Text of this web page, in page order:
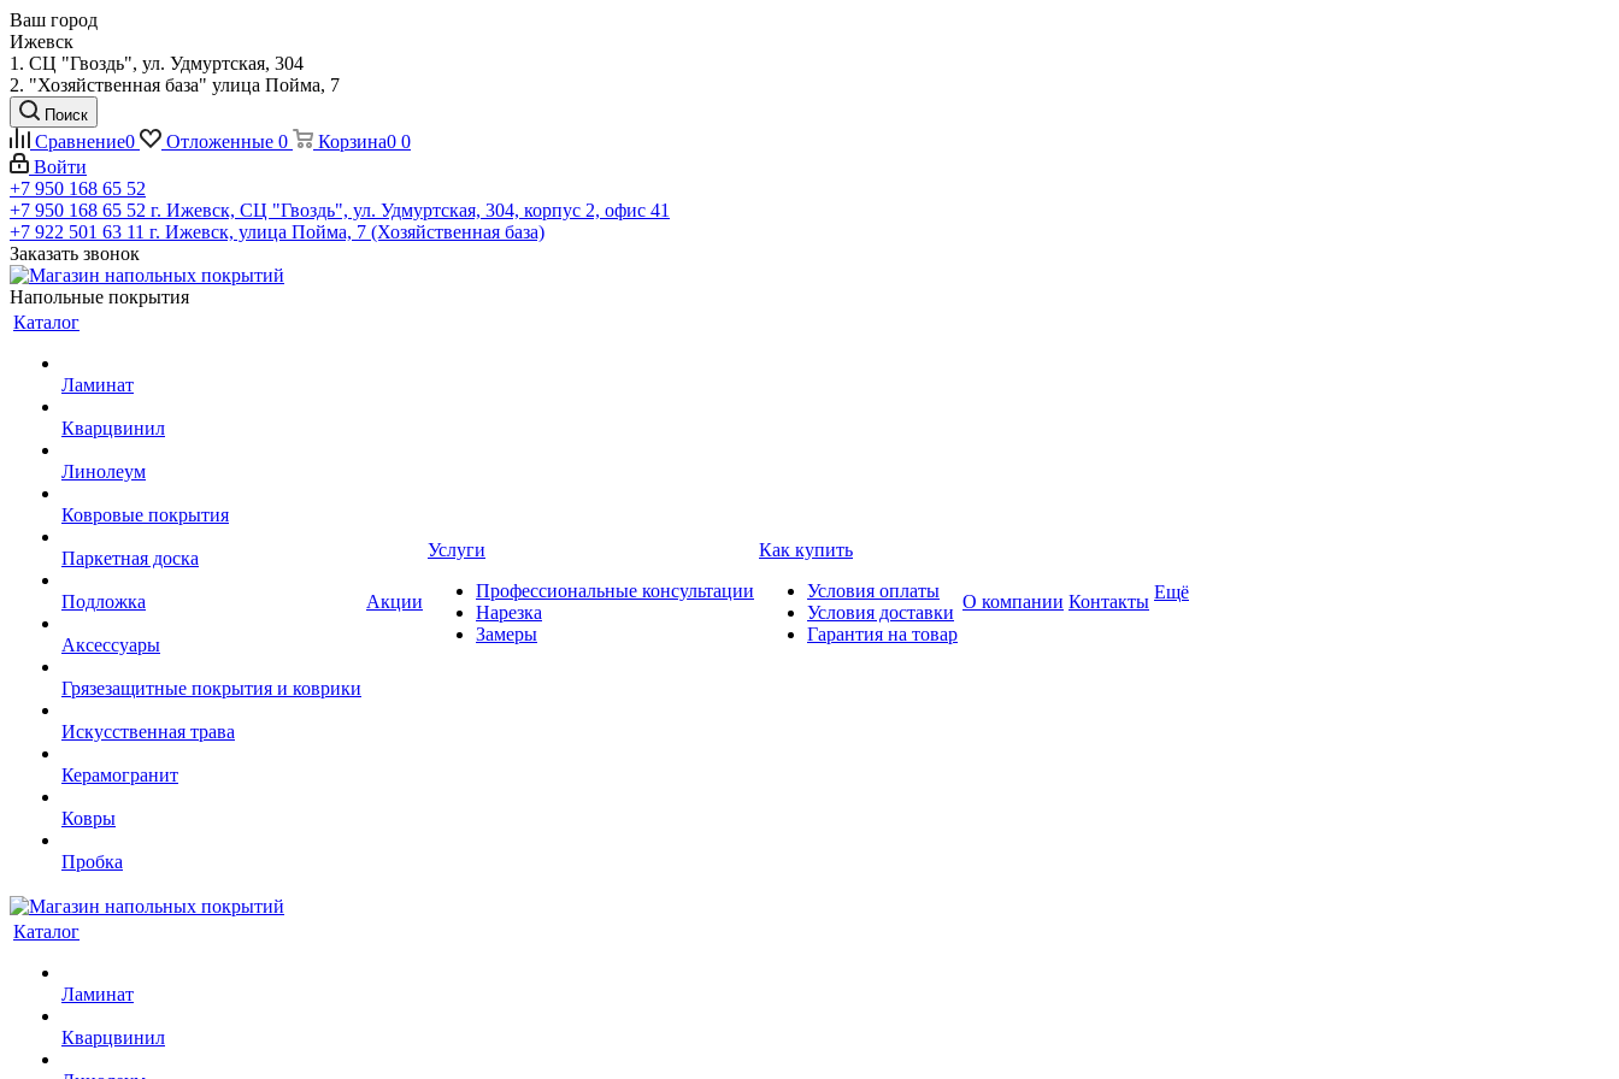
Ваш город
Ижевск
1. СЦ "Гвоздь", ул. Удмуртская, 304
2. "Хозяйственная база" улица Пойма, 7
Поиск
Сравнение0 Отложенные 0 Корзина0 0
Войти
+7 950 168 65 52
+7 950 168 65 52 г. Ижевск, СЦ "Гвоздь", ул. Удмуртская, 304, корпус 2, офис 41
+7 922 501 63 11 г. Ижевск, улица Пойма, 7 (Хозяйственная база)
Заказать звонок
Напольные покрытия
Каталог
Ламинат
Кварцвинил
Линолеум
Ковровые покрытия
Паркетная доска
Подложка
Аксессуары
Грязезащитные покрытия и коврики
Искусственная трава
Керамогранит
Ковры
Пробка
Акции
Услуги
Профессиональные консультации
Нарезка
Замеры
Как купить
Условия оплаты
Условия доставки
Гарантия на товар
О компании Контакты Ещё
Каталог
Ламинат
Кварцвинил